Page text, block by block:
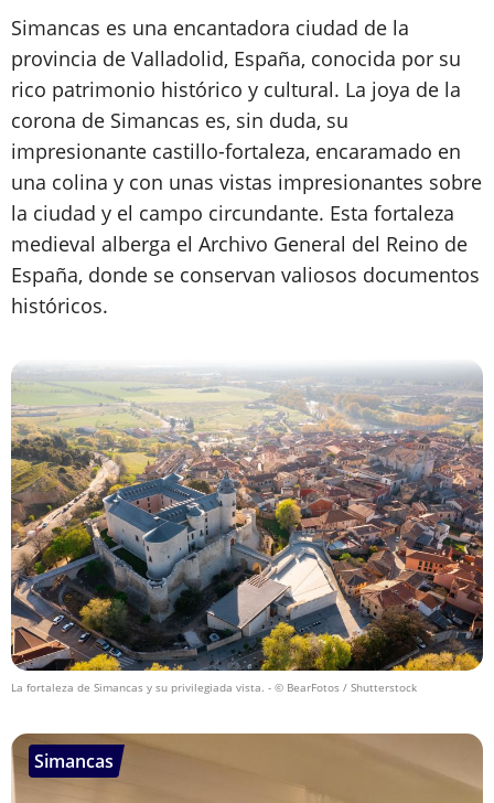
Simancas es una encantadora ciudad de la
provincia de Valladolid, España, conocida por su
rico patrimonio histórico y cultural. La joya de la
corona de Simancas es, sin duda, su
impresionante castillo-fortaleza, encaramado en
una colina y con unas vistas impresionantes sobre
la ciudad y el campo circundante. Esta fortaleza
medieval alberga el Archivo General del Reino de
España, donde se conservan valiosos documentos
históricos.
La fortaleza de Simancas y su privilegiada vista. - © BearFotos / Shutterstock
Simancas